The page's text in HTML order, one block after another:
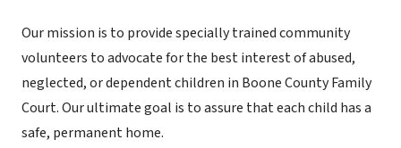
Our mission is to provide specially trained community
volunteers to advocate for the best interest of abused,
neglected, or dependent children in Boone County Family
Court. Our ultimate goal is to assure that each child has a
safe, permanent home.